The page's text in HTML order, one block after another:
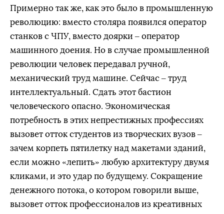
Примерно так же, как это было в промышленную
революцию: вместо столяра появился оператор
станков с ЧПУ, вместо доярки – оператор
машинного доения. Но в случае промышленной
революции человек передавал ручной,
механический труд машине. Сейчас – труд
интеллектуальный. Сдать этот бастион
человеческого опасно. Экономическая
потребность в этих непрестижных профессиях
вызовет отток студентов из творческих вузов –
зачем корпеть пятилетку над макетами зданий,
если можно «лепить» любую архитектуру двумя
кликами, и это удар по будущему. Сокращение
денежного потока, о котором говорили выше,
вызовет отток профессионалов из креативных